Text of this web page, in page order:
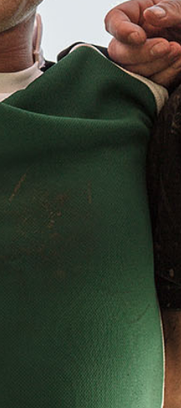
Zusätzlich
frisches